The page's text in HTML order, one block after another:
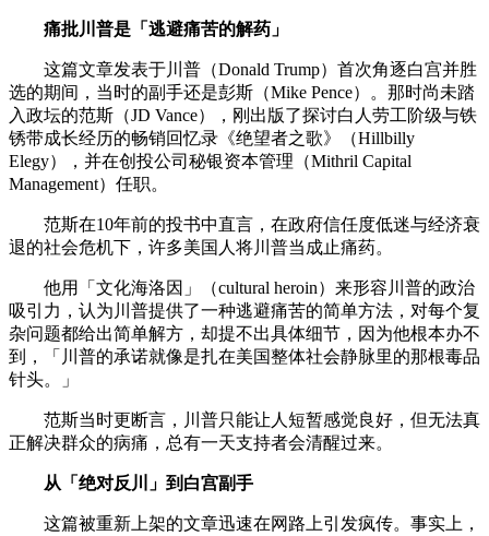
痛批川普是「逃避痛苦的解药」
这篇文章发表于川普（Donald Trump）首次角逐白宫并胜
选的期间，当时的副手还是彭斯（Mike Pence）。那时尚未踏
入政坛的范斯（JD Vance），刚出版了探讨白人劳工阶级与铁
锈带成长经历的畅销回忆录《绝望者之歌》（Hillbilly
Elegy），并在创投公司秘银资本管理（Mithril Capital
Management）任职。
范斯在10年前的投书中直言，在政府信任度低迷与经济衰
退的社会危机下，许多美国人将川普当成止痛药。
他用「文化海洛因」（cultural heroin）来形容川普的政治
吸引力，认为川普提供了一种逃避痛苦的简单方法，对每个复
杂问题都给出简单解方，却提不出具体细节，因为他根本办不
到，「川普的承诺就像是扎在美国整体社会静脉里的那根毒品
针头。」
范斯当时更断言，川普只能让人短暂感觉良好，但无法真
正解决群众的病痛，总有一天支持者会清醒过来。
从「绝对反川」到白宫副手
这篇被重新上架的文章迅速在网路上引发疯传。事实上，